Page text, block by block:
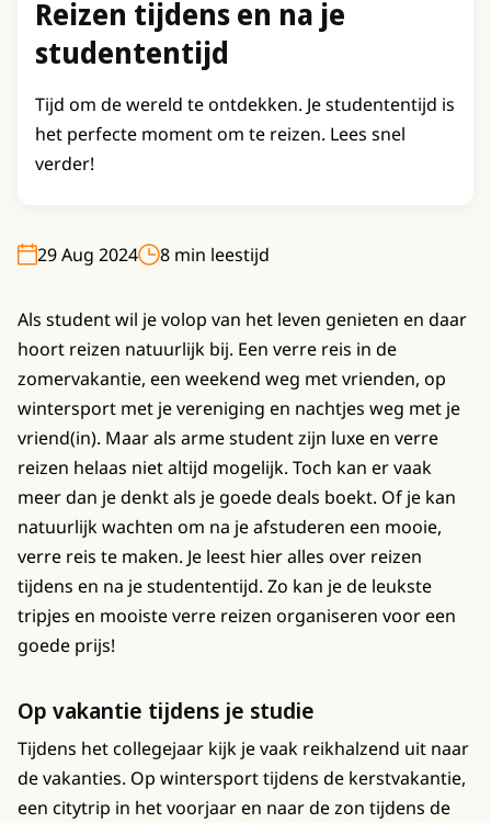
Reizen tijdens en na je
studententijd
Tijd om de wereld te ontdekken. Je studententijd is
het perfecte moment om te reizen. Lees snel
verder!
29 Aug 2024 8 min leestijd
Als student wil je volop van het leven genieten en daar
hoort reizen natuurlijk bij. Een verre reis in de
zomervakantie, een weekend weg met vrienden, op
wintersport met je vereniging en nachtjes weg met je
vriend(in). Maar als arme student zijn luxe en verre
reizen helaas niet altijd mogelijk. Toch kan er vaak
meer dan je denkt als je goede deals boekt. Of je kan
natuurlijk wachten om na je afstuderen een mooie,
verre reis te maken. Je leest hier alles over reizen
tijdens en na je studententijd. Zo kan je de leukste
tripjes en mooiste verre reizen organiseren voor een
goede prijs!
Op vakantie tijdens je studie
Tijdens het collegejaar kijk je vaak reikhalzend uit naar
de vakanties. Op wintersport tijdens de kerstvakantie,
een citytrip in het voorjaar en naar de zon tijdens de